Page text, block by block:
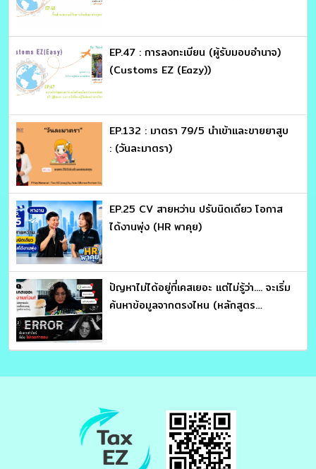
EP.47 : การลงทะเบียน (ผู้รับมอบอำนาจ)
(Customs EZ (Eazy))
EP.132 : มาตรา 79/5 นำเข้าและขายยาสูบ
: (วันละมาตรา)
EP.25 CV สายหว่าน ปรับนิดเดียว โอกาส
ได้งานพุ่ง (HR พาคุย)
ปัญหาไม่ได้อยู่ที่เคสเยอะ แต่ไม่รู้ว่า.... จะเริ่ม
ค้นหาข้อมูลจากตรงไหน (หลักสูตร